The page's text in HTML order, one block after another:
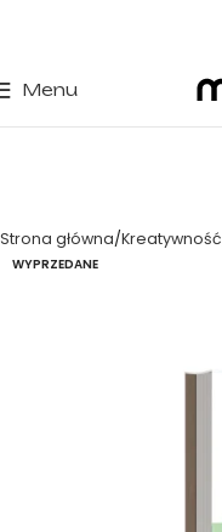
Menu
Strona główna Kreatywność
WYPRZEDANE